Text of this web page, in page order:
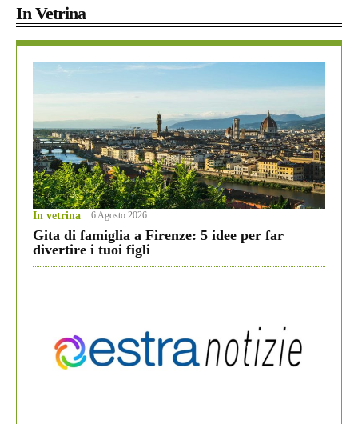
In Vetrina
In vetrina 6 Agosto 2026
Gita di famiglia a Firenze: 5 idee per far
divertire i tuoi figli